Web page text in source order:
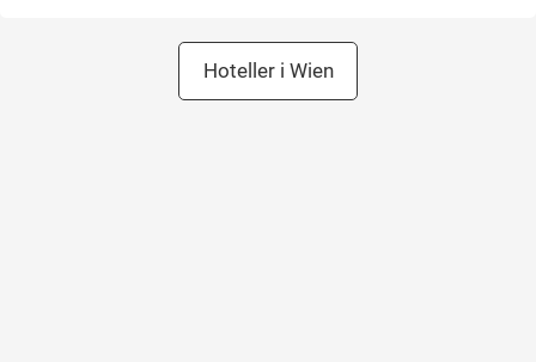
Hoteller i Wien